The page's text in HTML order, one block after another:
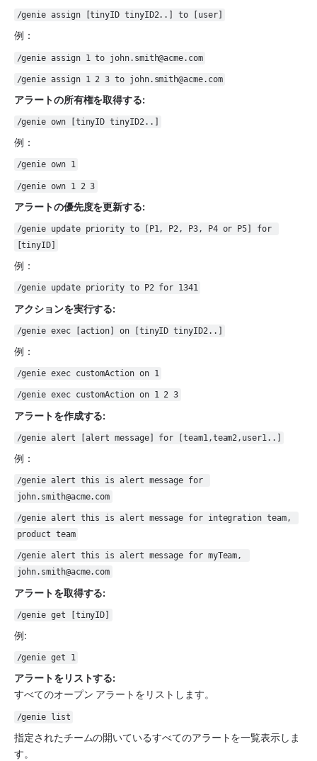
/genie assign [tinyID tinyID2..] to [user]
例：
/genie assign 1 to john.smith@acme.com
/genie assign 1 2 3 to john.smith@acme.com
アラートの所有権を取得する:
/genie own [tinyID tinyID2..]
例：
/genie own 1
/genie own 1 2 3
アラートの優先度を更新する:
/genie update priority to [P1, P2, P3, P4 or P5] for
[tinyID]
例：
/genie update priority to P2 for 1341
アクションを実行する:
/genie exec [action] on [tinyID tinyID2..]
例：
/genie exec customAction on 1
/genie exec customAction on 1 2 3
アラートを作成する:
/genie alert [alert message] for [team1,team2,user1..]
例：
/genie alert this is alert message for
john.smith@acme.com
/genie alert this is alert message for integration team,
product team
/genie alert this is alert message for myTeam,
john.smith@acme.com
アラートを取得する:
/genie get [tinyID]
例:
/genie get 1
アラートをリストする:
すべてのオープン アラートをリストします。
/genie list
指定されたチームの開いているすべてのアラートを一覧表示しま
す。